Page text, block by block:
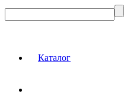
Каталог